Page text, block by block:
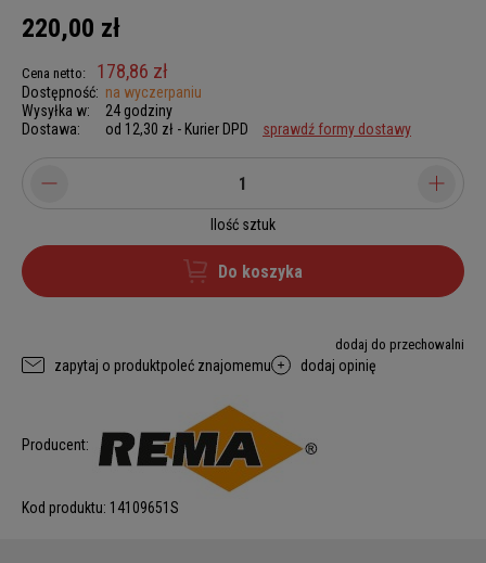
220,00 zł
Cena netto: 178,86 zł
Dostępność: na wyczerpaniu
Wysyłka w:
24 godziny
Dostawa:
od 12,30 zł - Kurier DPD sprawdź formy dostawy
Ilość sztuk
Do koszyka
dodaj do przechowalni
zapytaj o produktpoleć znajomemu dodaj opinię
Producent:
Kod produktu: 14109651S